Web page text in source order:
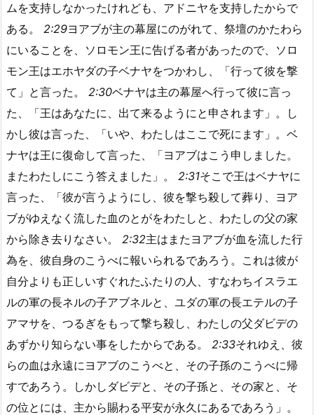
ムを支持しなかったけれども、アドニヤを支持したからで
ある。 2:29ヨアブが主の幕屋にのがれて、祭壇のかたわら
にいることを、ソロモン王に告げる者があったので、ソロ
モン王はエホヤダの子ベナヤをつかわし、「行って彼を撃
て」と言った。 2:30ベナヤは主の幕屋へ行って彼に言っ
た、「王はあなたに、出て来るようにと申されます」。し
かし彼は言った、「いや、わたしはここで死にます」。ベ
ナヤは王に復命して言った、「ヨアブはこう申しました。
またわたしにこう答えました」。 2:31そこで王はベナヤに
言った、「彼が言うようにし、彼を撃ち殺して葬り、ヨア
ブがゆえなく流した血のとがをわたしと、わたしの父の家
から除き去りなさい。 2:32主はまたヨアブが血を流した行
為を、彼自身のこうべに報いられるであろう。これは彼が
自分よりも正しいすぐれたふたりの人、すなわちイスラエ
ルの軍の長ネルの子アブネルと、ユダの軍の長エテルの子
アマサを、つるぎをもって撃ち殺し、わたしの父ダビデの
あずかり知らない事をしたからである。 2:33それゆえ、彼
らの血は永遠にヨアブのこうべと、その子孫のこうべに帰
すであろう。しかしダビデと、その子孫と、その家と、そ
の位とには、主から賜わる平安が永久にあるであろう」。